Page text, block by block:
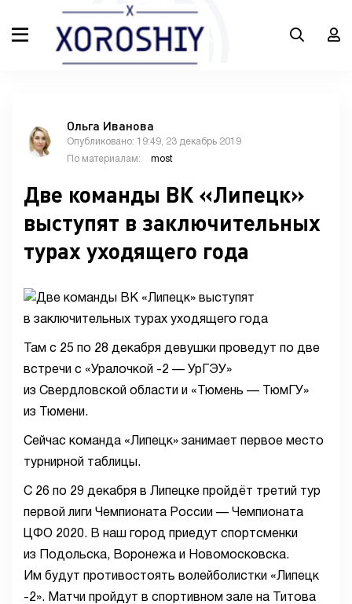
Ольга Иванова
Опубликовано: 19:49, 23 декабрь 2019
По материалам:
most
Две команды ВК «Липецк»
выступят в заключительных
турах уходящего года
Там с 25 по 28 декабря девушки проведут по две
встречи с «Уралочкой -2 — УрГЭУ»
из Свердловской области и «Тюмень — ТюмГУ»
из Тюмени.
Сейчас команда «Липецк» занимает первое место
турнирной таблицы.
С 26 по 29 декабря в Липецке пройдёт третий тур
первой лиги Чемпионата России — Чемпионата
ЦФО 2020. В наш город приедут спортсменки
из Подольска, Воронежа и Новомосковска.
Им будут противостоять волейболистки «Липецк
-2». Матчи пройдут в спортивном зале на Титова